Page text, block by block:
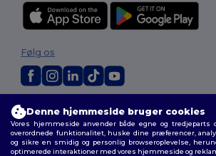
2026. Alle rettigheder forbeholdes
Vilkår og Betingelser|Tilpasset politik|
cookies|Sitemap
Følg os
Denne hjemmeside bruger cookies
Vores hjemmeside anvender både egne og tredjeparts
overordnede funktionalitet, huske dine præferencer,
og sikre en smidig og personlig browseroplevelse,
optimerede interaktioner med vores hjemmeside og